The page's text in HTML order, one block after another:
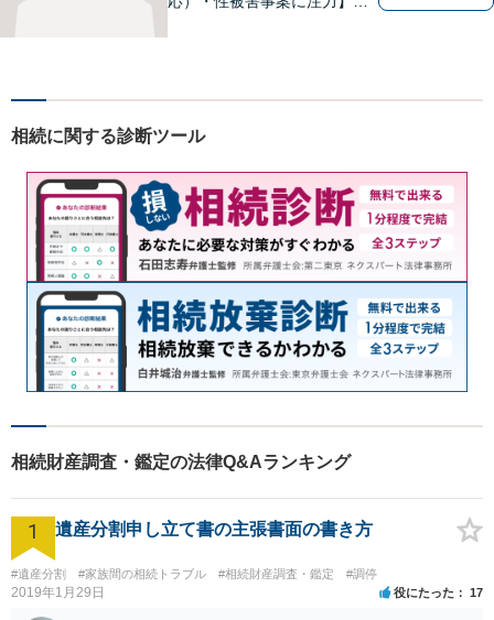
相続に関する診断ツール
相続財産調査・鑑定の法律Q&Aランキング
1 遺産分割申し立て書の主張書面の書き方
#遺産分割 #家族間の相続トラブル #相続財産調査・鑑定 #調停
2019年1月29日 役にたった 17